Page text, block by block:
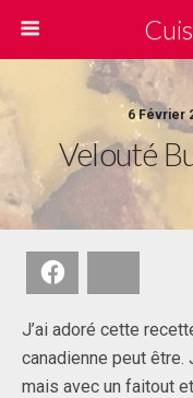
6 Février
Velouté
J’ai adoré cette
canadienne peut être.
mais avec un faitout